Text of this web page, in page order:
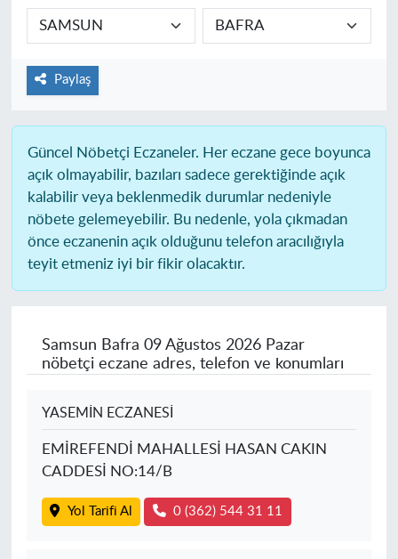
Paylaş
Güncel Nöbetçi Eczaneler. Her eczane gece boyunca
açık olmayabilir, bazıları sadece gerektiğinde açık
kalabilir veya beklenmedik durumlar nedeniyle
nöbete gelemeyebilir. Bu nedenle, yola çıkmadan
önce eczanenin açık olduğunu telefon aracılığıyla
teyit etmeniz iyi bir fikir olacaktır.
Samsun Bafra 09 Ağustos 2026 Pazar
nöbetçi eczane adres, telefon ve konumları
YASEMİN ECZANESİ
EMİREFENDİ MAHALLESİ HASAN CAKIN
CADDESİ NO:14/B
Yol Tarifi Al 0 (362) 544 31 11